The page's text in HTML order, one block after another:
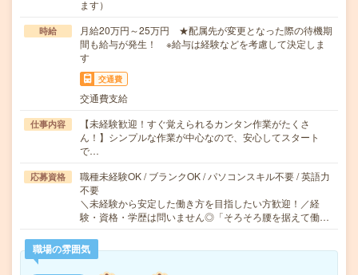
ます）
時給
月給20万円～25万円 ★配属先が変更となった際の待機期
間も給与が発生！ ※給与は経験などを考慮して決定しま
す
交通費
交通費支給
仕事内容
【未経験歓迎！すぐ覚えられるカンタン作業がたくさ
ん！】シンプルな作業が中心なので、安心してスタート
で…
応募資格
職種未経験OK / ブランクOK / パソコンスキル不要 / 英語力
不要
＼未経験から安定した働き方を目指したい方歓迎！／経
験・資格・学歴は問いません◎「そろそろ腰を据えて働…
職場の雰囲気